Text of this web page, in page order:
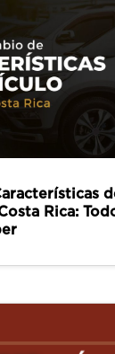
Rica: